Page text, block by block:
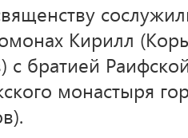
Кирилл
с братией
монастыря